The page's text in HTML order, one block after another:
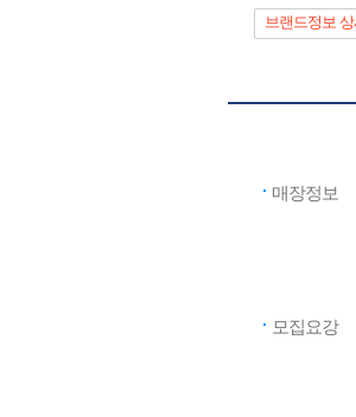
브랜드정보
매장정보
모집요강